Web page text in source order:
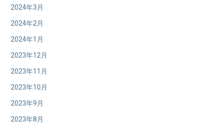
2024年3月
2024年2月
2024年1月
2023年12月
2023年11月
2023年10月
2023年9月
2023年8月